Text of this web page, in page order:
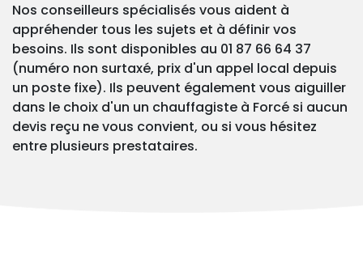
Nos conseilleurs spécialisés vous aident à
appréhender tous les sujets et à définir vos
besoins. Ils sont disponibles au 01 87 66 64 37
(numéro non surtaxé, prix d'un appel local depuis
un poste fixe). Ils peuvent également vous aiguiller
dans le choix d'un un chauffagiste à Forcé si aucun
devis reçu ne vous convient, ou si vous hésitez
entre plusieurs prestataires.